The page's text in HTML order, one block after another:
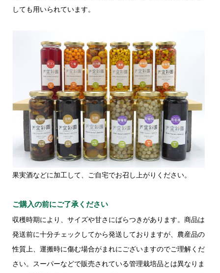
しても用いられています。
果実酒などに加工して、ご自宅でお召し上がりください。
ご購入の前にご了承ください
収穫時期により、サイズや甘さにばらつきがあります。商品は
発送前に十分チェックしてから発送しておりますが、農産品の
性質上、運搬時に傷む場合がまれにございますのでご理解くだ
さい。スーパーなどで販売されている管理栽培品とは異なりま